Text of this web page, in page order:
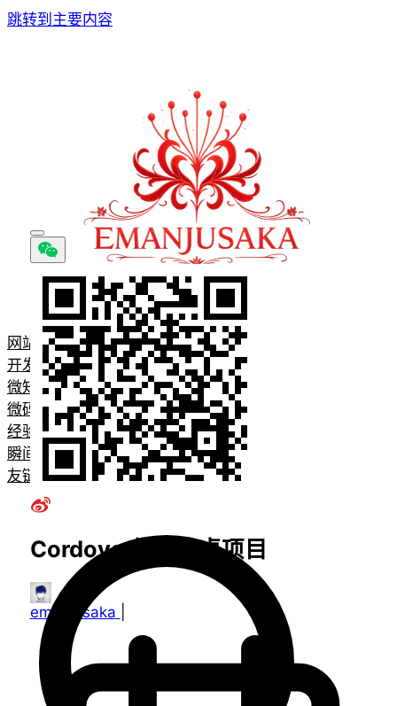
跳转到主要内容
网站首页
开发问题记录
微知识
微码
经验教程
瞬间
友链
Cordova 创建安卓项目
emanjusaka